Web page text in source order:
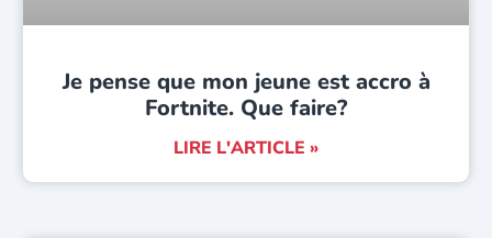
Je pense que mon jeune est accro à
Fortnite. Que faire?
LIRE L'ARTICLE »